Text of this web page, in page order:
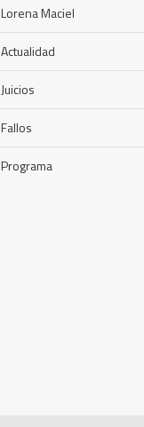
Lorena Maciel
Actualidad
Juicios
Fallos
Programa